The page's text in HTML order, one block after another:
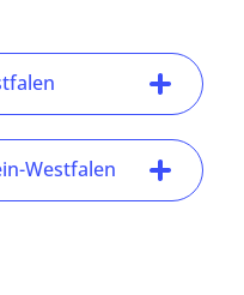
Westfalen